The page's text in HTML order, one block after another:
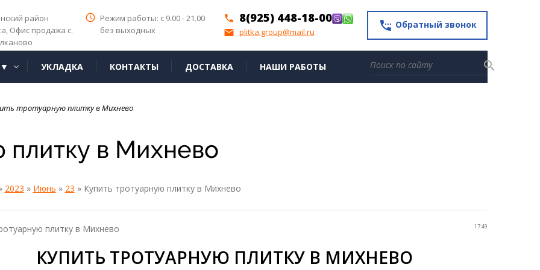
settings_phone Обратный звонок
район
Офис продажа с.
access_time Режим работы: с 9.00 - 21.00
без выходных
phone 8(925) 448-18-00
email plitka.group@mail.ru
УКЛАДКА КОНТАКТЫ ДОСТАВКА НАШИ РАБОТЫ search
тротуарную плитку в Михнево
плитку в Михнево
2023 » Июнь » 23 » Купить тротуарную плитку в Михнево
17:49
плитку в Михнево
КУПИТЬ ТРОТУАРНУЮ ПЛИТКУ В МИХНЕВО